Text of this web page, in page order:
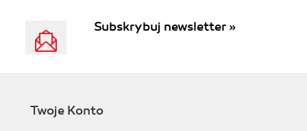
Subskrybuj newsletter »
Twoje Konto